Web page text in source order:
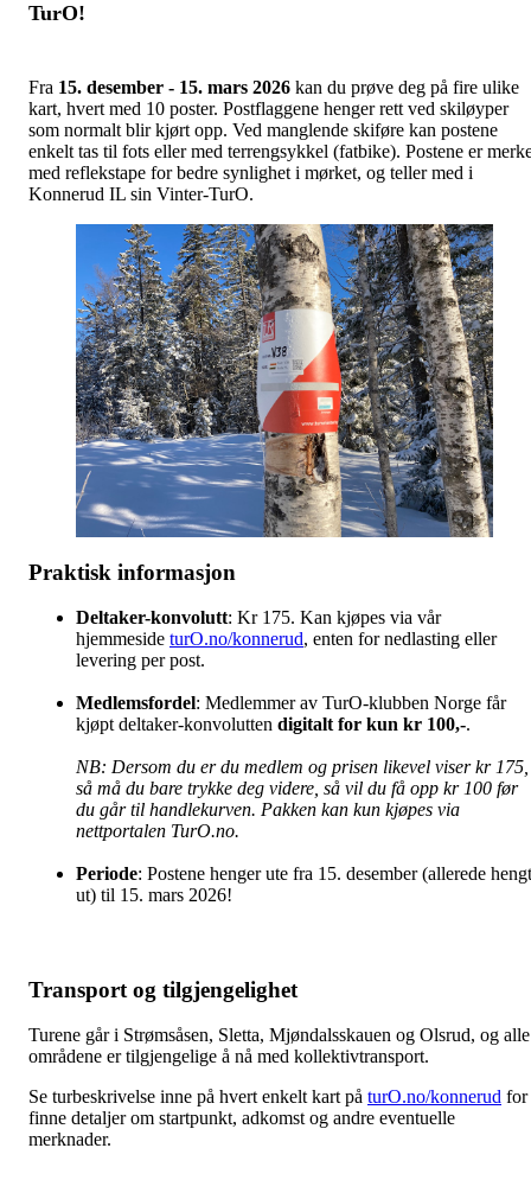
TurO!
Fra 15. desember - 15. mars 2026 kan du prøve deg på fire ulike
kart, hvert med 10 poster. Postflaggene henger rett ved skiløyper
som normalt blir kjørt opp. Ved manglende skiføre kan postene
enkelt tas til fots eller med terrengsykkel (fatbike). Postene er
med reflekstape for bedre synlighet i mørket, og teller med i
Konnerud IL sin Vinter-TurO.
Praktisk informasjon
Deltaker-konvolutt: Kr 175. Kan kjøpes via vår
hjemmeside turO.no/konnerud, enten for nedlasting eller
levering per post.
Medlemsfordel: Medlemmer av TurO-klubben Norge får
kjøpt deltaker-konvolutten digitalt for kun kr 100,-.
NB: Dersom du er du medlem og prisen likevel viser kr 175,
så må du bare trykke deg videre, så vil du få opp kr 100 før
du går til handlekurven. Pakken kan kun kjøpes via
nettportalen TurO.no.
Periode: Postene henger ute fra 15. desember (allerede hengt
ut) til 15. mars 2026!
Transport og tilgjengelighet
Turene går i Strømsåsen, Sletta, Mjøndalsskauen og Olsrud, og alle
områdene er tilgjengelige å nå med kollektivtransport.
Se turbeskrivelse inne på hvert enkelt kart på turO.no/konnerud for
finne detaljer om startpunkt, adkomst og andre eventuelle
merknader.